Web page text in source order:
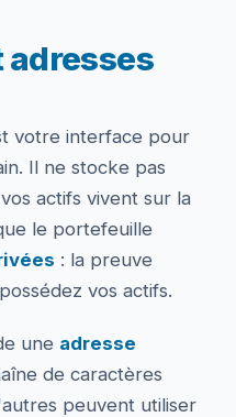
votre interface pour
Il ne stocke pas
actifs vivent sur la
le portefeuille
: la preuve
vos actifs.
une adresse
de caractères
peuvent utiliser